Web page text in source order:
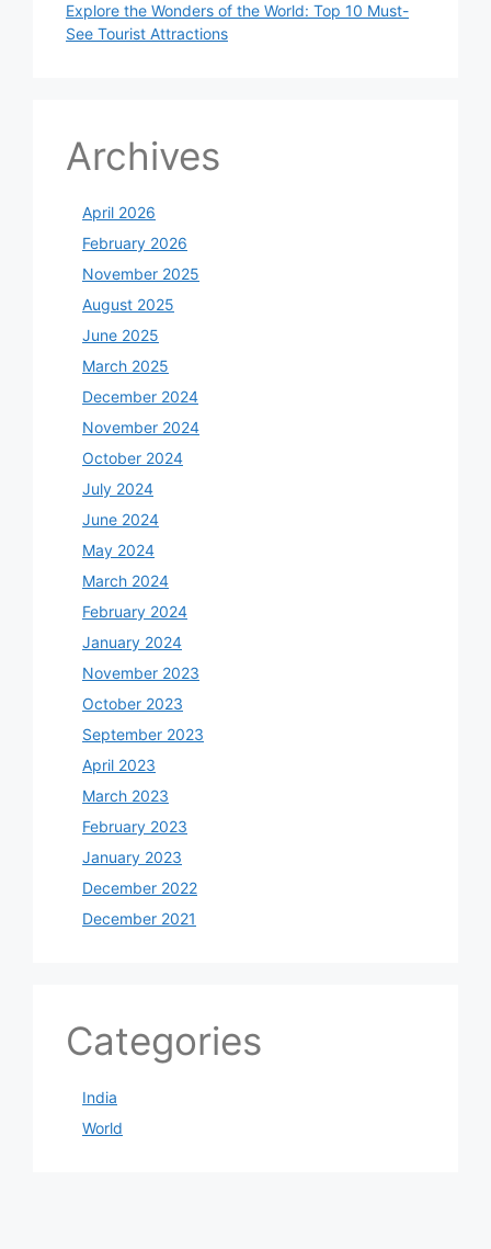
Explore the Wonders of the World: Top 10 Must-
See Tourist Attractions
Archives
April 2026
February 2026
November 2025
August 2025
June 2025
March 2025
December 2024
November 2024
October 2024
July 2024
June 2024
May 2024
March 2024
February 2024
January 2024
November 2023
October 2023
September 2023
April 2023
March 2023
February 2023
January 2023
December 2022
December 2021
Categories
India
World